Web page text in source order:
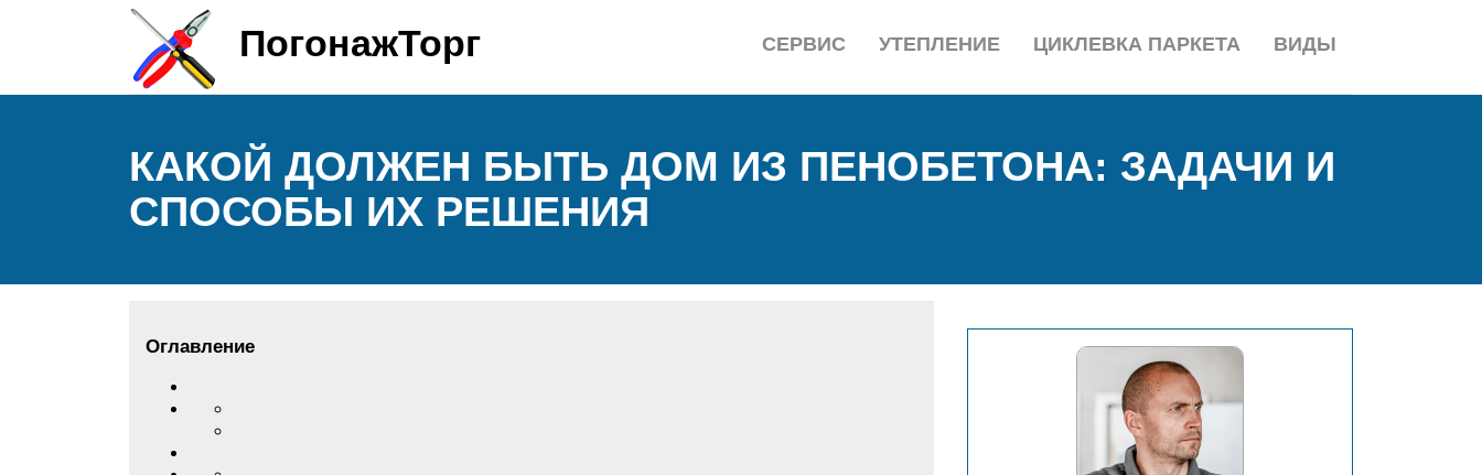
ПогонажТорг ВИДЫ
ЦИКЛЕВКА ПАРКЕТА
УТЕПЛЕНИЕ
СЕРВИС
КАКОЙ ДОЛЖЕН БЫТЬ ДОМ ИЗ ПЕНОБЕТОНА: ЗАДАЧИ И
СПОСОБЫ ИХ РЕШЕНИЯ
Оглавление